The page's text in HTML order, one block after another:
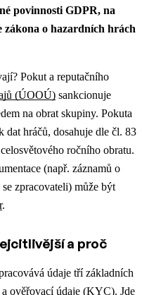
povinnosti GDPR, na
zákona o hazardních hrách
Pokut a reputačního
(ÚOOÚ) sankcionuje
na obrat skupiny. Pokuta
dat hráčů, dosahuje dle čl. 83
ročního obratu.
(např. záznamů o
zpracovateli) může být
.
a proč
údaje tří základních
ověřovací údaje (KYC). Jde